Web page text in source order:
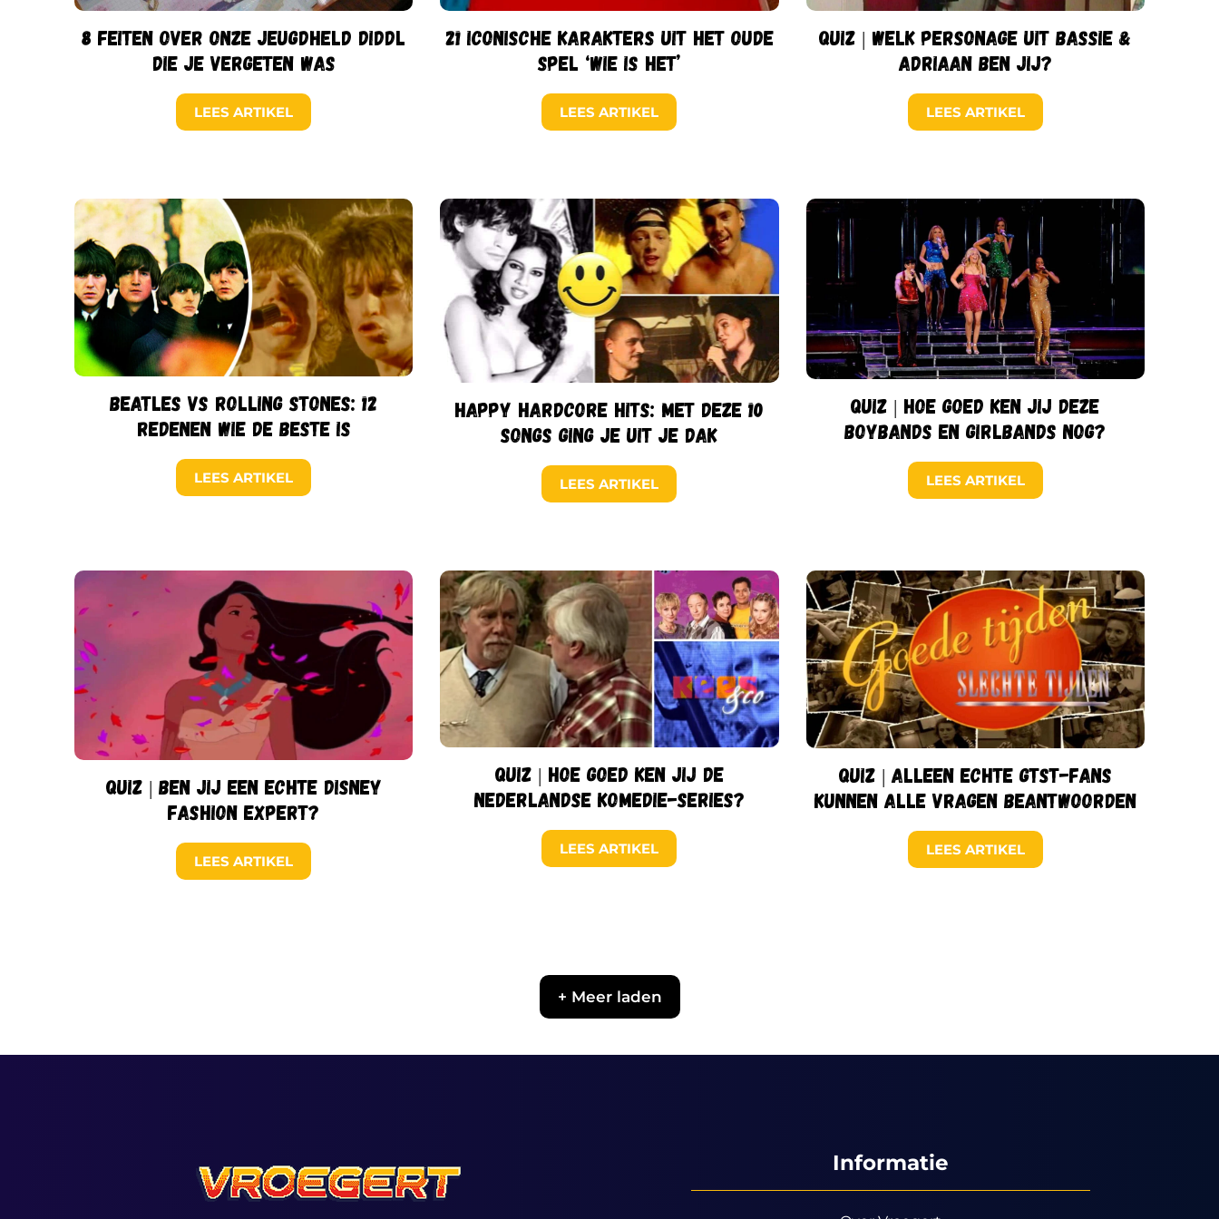
8 feiten over onze jeugdheld Diddl
die je vergeten was
LEES ARTIKEL
21 iconische karakters uit het oude
spel ‘Wie is het’
LEES ARTIKEL
Quiz | Welk personage uit Bassie &
Adriaan ben jij?
LEES ARTIKEL
Beatles vs Rolling Stones: 12
redenen wie de beste is
LEES ARTIKEL
Happy Hardcore hits: met deze 10
songs ging je uit je dak
LEES ARTIKEL
Quiz | Hoe goed ken jij deze
boybands en girlbands nog?
LEES ARTIKEL
Quiz | Ben jij een echte Disney
fashion expert?
LEES ARTIKEL
Quiz | Hoe goed ken jij de
Nederlandse komedie-series?
LEES ARTIKEL
Quiz | Alleen echte GTST-fans
kunnen alle vragen beantwoorden
LEES ARTIKEL
+ Meer laden
Informatie